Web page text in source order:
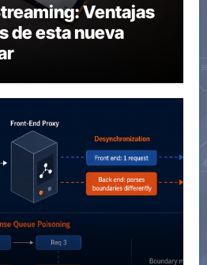
Ventajas
de esta nueva